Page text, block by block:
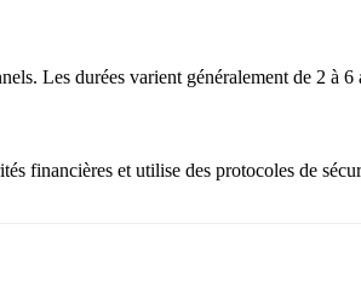
Les durées varient généralement de 2 à 6
financières et utilise des protocoles de